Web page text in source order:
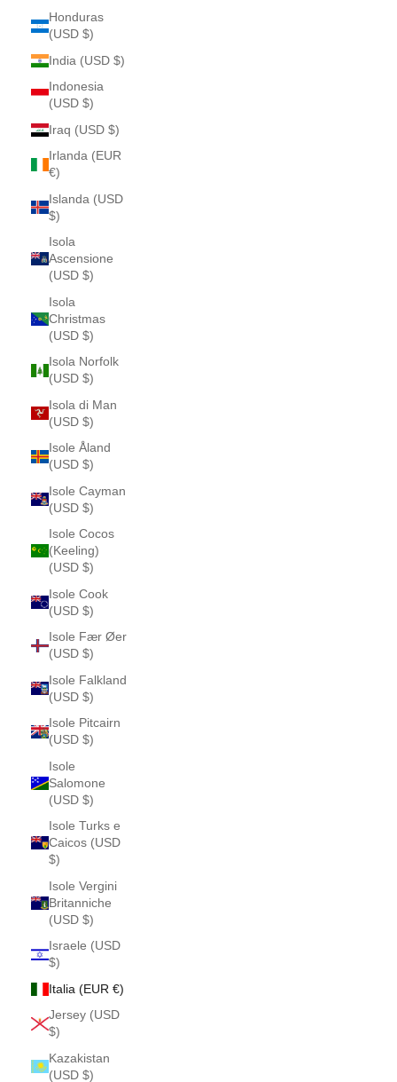
Honduras
(USD $)
India (USD $)
Indonesia
(USD $)
Iraq (USD $)
Irlanda (EUR
€)
Islanda (USD
$)
Isola
Ascensione
(USD $)
Isola
Christmas
(USD $)
Isola Norfolk
(USD $)
Isola di Man
(USD $)
Isole Åland
(USD $)
Isole Cayman
(USD $)
Isole Cocos
(Keeling)
(USD $)
Isole Cook
(USD $)
Isole Fær Øer
(USD $)
Isole Falkland
(USD $)
Isole Pitcairn
(USD $)
Isole
Salomone
(USD $)
Isole Turks e
Caicos (USD
$)
Isole Vergini
Britanniche
(USD $)
Israele (USD
$)
Italia (EUR €)
Jersey (USD
$)
Kazakistan
(USD $)